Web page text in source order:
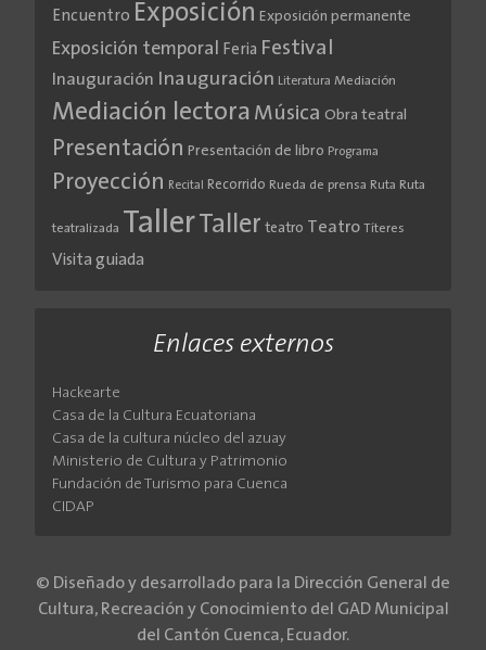
Encuentro Exposición Exposición permanente
Exposición temporal Feria Festival
Inauguración Inauguración Literatura Mediación
Mediación lectora Música Obra teatral
Presentación Presentación de libro Programa
Proyección Recital Recorrido Rueda de prensa Ruta Ruta
teatralizada TallerTaller teatro Teatro Títeres
Visita guiada
Enlaces externos
Hackearte
Casa de la Cultura Ecuatoriana
Casa de la cultura núcleo del azuay
Ministerio de Cultura y Patrimonio
Fundación de Turismo para Cuenca
CIDAP
© Diseñado y desarrollado para la Dirección General de
Cultura, Recreación y Conocimiento del GAD Municipal
del Cantón Cuenca, Ecuador.